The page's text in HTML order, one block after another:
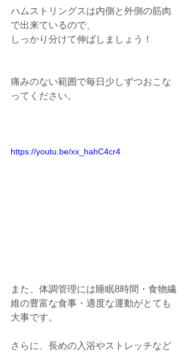
ハムストリングスは内側と外側の筋肉
で出来ているので、
しっかり分けて伸ばしましょう！
痛みのない範囲で毎日少しずつおこな
ってください。
https://youtu.be/xx_hahC4cr4
また、体調管理には睡眠8時間・食物繊
維の豊富な食事・適度な運動がとても
大事です。
さらに、長めの入浴やストレッチなど